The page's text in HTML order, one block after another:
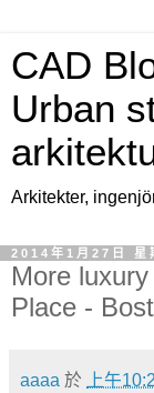
CAD
Urban
Arkitekter,
2014年1月27日 星
More
Place -
aaaa 於 上午